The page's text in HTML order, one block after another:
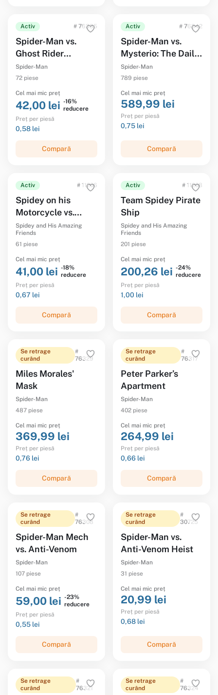
Activ # 76335
Spider-Man vs.
Ghost Rider
Motorcycle
Spider-Man
72 piese
Cel mai mic preț
42,00 lei -16%
reducere
Preț per piesă
0,58 lei
Compară
Activ # 76342
Spider-Man vs.
Mysterio: The Daily
Bugle
Spider-Man
789 piese
Cel mai mic preț
589,99 lei
Preț per piesă
0,75 lei
Compară
Activ # 11206
Spidey on his
Motorcycle vs.
Rhino
Spidey and His Amazing
Friends
61 piese
Cel mai mic preț
41,00 lei -18%
reducere
Preț per piesă
0,67 lei
Compară
Activ # 11208
Team Spidey Pirate
Ship
Spidey and His Amazing
Friends
201 piese
Cel mai mic preț
200,26 lei -24%
reducere
Preț per piesă
1,00 lei
Compară
Se retrage
curând
#
76329
Miles Morales'
Mask
Spider-Man
487 piese
Cel mai mic preț
369,99 lei
Preț per piesă
0,76 lei
Compară
Se retrage
curând
#
76317
Peter Parker’s
Apartment
Spider-Man
402 piese
Cel mai mic preț
264,99 lei
Preț per piesă
0,66 lei
Compară
Se retrage
curând
#
76308
Spider-Man Mech
vs. Anti-Venom
Spider-Man
107 piese
Cel mai mic preț
59,00 lei -23%
reducere
Preț per piesă
0,55 lei
Compară
Se retrage
curând
#
30725
Spider-Man vs.
Anti-Venom Heist
Spider-Man
31 piese
Cel mai mic preț
20,99 lei
Preț per piesă
0,68 lei
Compară
Se retrage
curând
#
76321
Se retrage
curând
#
76324